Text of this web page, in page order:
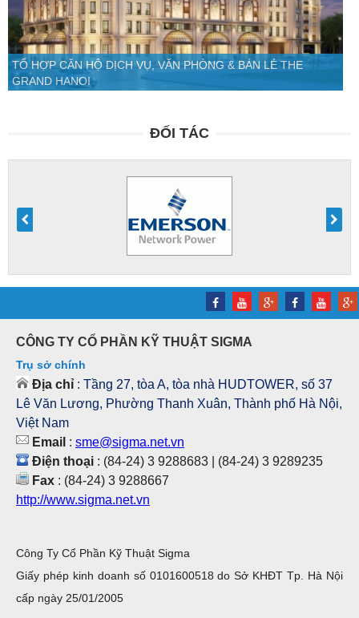
TỔ HỢP CĂN HỘ DỊCH VỤ, VĂN PHÒNG & BÁN LẺ THE
GRAND HANOI
ĐỐI TÁC
CÔNG TY CỔ PHẦN KỸ THUẬT SIGMA
Trụ sở chính
Địa chỉ : Tầng 27, tòa A, tòa nhà HUDTOWER, số 37
Lê Văn Lương, Phường Thanh Xuân, Thành phố Hà Nội,
Việt Nam
Email : sme@sigma.net.vn
Điện thoại : (84-24) 3 9288683 | (84-24) 3 9289235
Fax : (84-24) 3 9288667
http://www.sigma.net.vn
Công Ty Cổ Phần Kỹ Thuật Sigma
Giấy phép kinh doanh số 0101600518 do Sở KHĐT Tp. Hà Nội
cấp ngày 25/01/2005